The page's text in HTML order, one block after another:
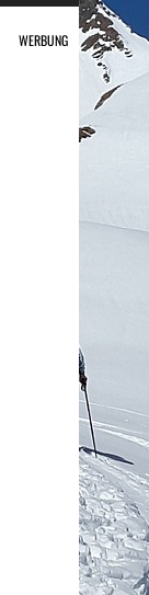
WERBUNG